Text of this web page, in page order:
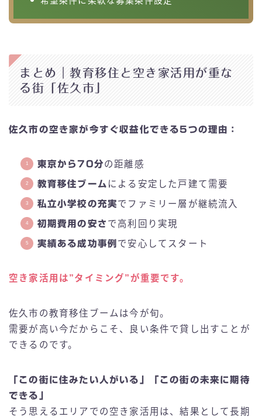
まとめ｜教育移住と空き家活用が重な
る街「佐久市」
佐久市の空き家が今すぐ収益化できる5つの理由：
東京から70分の距離感
教育移住ブーム による安定した戸建て需要
私立小学校の充実でファミリー層が継続流入
初期費用の安さ で高利回り実現
実績ある成功事例 で安心してスタート
空き家活用は”タイミング”が重要です。
佐久市の教育移住ブームは今が旬。
需要が高い今だからこそ、良い条件で貸し出すことが
できるのです。
「この街に住みたい人がいる」「この街の未来に期待
できる」
そう思えるエリアでの空き家活用は、結果として長期